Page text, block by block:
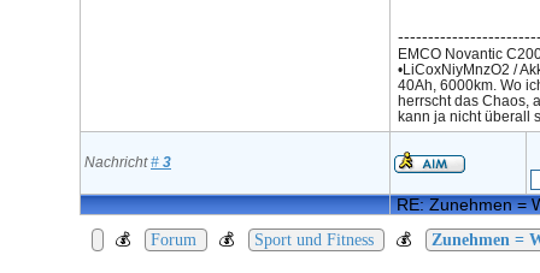
EMCO Novantic
•LiCoxNiyMnzO2 /
40Ah, 6000km. Wo
herrscht das Chaos,
kann ja nicht überall
Nachricht# 3
RE: Zunehmen =
💰
Forum 💰 Sport und Fitness 💰 Zunehmen =